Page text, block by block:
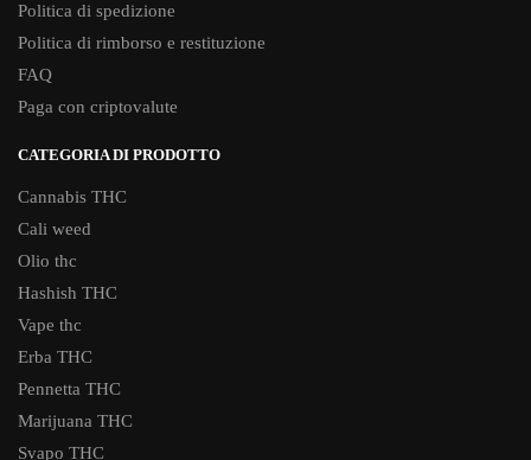
Politica di spedizione
Politica di rimborso e restituzione
FAQ
Paga con criptovalute
CATEGORIA DI PRODOTTO
Cannabis THC
Cali weed
Olio thc
Hashish THC
Vape thc
Erba THC
Pennetta THC
Marijuana THC
Svapo THC